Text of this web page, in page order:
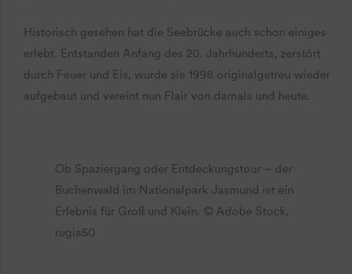
Historisch gesehen hat die Seebrücke auch schon einiges
erlebt. Entstanden Anfang des 20. Jahrhunderts, zerstört
durch Feuer und Eis, wurde sie 1998 originalgetreu wieder
aufgebaut und vereint nun Flair von damals und heute.
Ob Spaziergang oder Entdeckungstour – der
Buchenwald im Nationalpark Jasmund ist ein
Erlebnis für Groß und Klein. © Adobe Stock,
rugia50